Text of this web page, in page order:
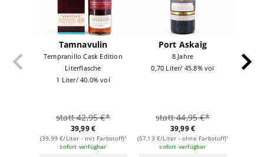
Tamnavulin
Tempranillo Cask Edition
Literflasche
1 Liter/ 40.0% vol
statt 42,95 €*
39,99 €
(39,99 €/Liter - mit Farbstoff)¹
sofort verfügbar
Port Askaig
8 Jahre
0,70 Liter/ 45.8% vol
statt 44,95 €*
39,99 €
(57,13 €/Liter - ohne Farbstoff)¹
sofort verfügbar